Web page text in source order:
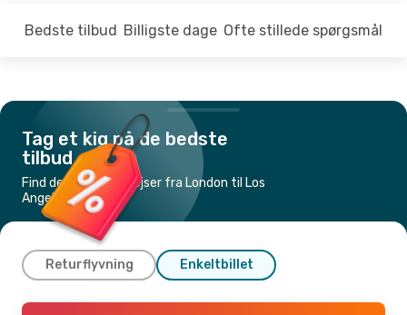
Bedste tilbud Billigste dage Ofte stillede spørgsmål
Tag et kig på de bedste
tilbud
Find de billigste flyrejser fra London til Los
Angeles
Returflyvning Enkeltbillet